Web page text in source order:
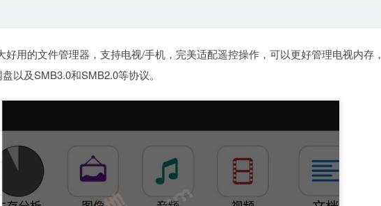
用的文件管理器，支持电视/手机，完美适配遥控操作，可以更好管理电视内存，
以及SMB3.0和SMB2.0等协议。